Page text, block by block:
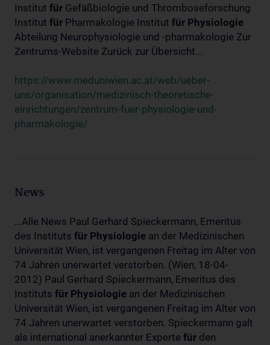
Institut für Gefäßbiologie und Thromboseforschung
Institut für Pharmakologie Institut für Physiologie
Abteilung Neurophysiologie und -pharmakologie Zur
Zentrums-Website Zurück zur Übersicht...
https://www.meduniwien.ac.at/web/ueber-
uns/organisation/medizinisch-theoretische-
einrichtungen/zentrum-fuer-physiologie-und-
pharmakologie/
News
...Alle News Paul Gerhard Spieckermann, Emeritus
des Instituts für Physiologie an der Medizinischen
Universität Wien, ist vergangenen Freitag im Alter von
74 Jahren unerwartet verstorben. (Wien, 18-04-
2012) Paul Gerhard Spieckermann, Emeritus des
Instituts für Physiologie an der Medizinischen
Universität Wien, ist vergangenen Freitag im Alter von
74 Jahren unerwartet verstorben. Spieckermann galt
als international anerkannter Experte für den